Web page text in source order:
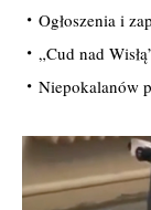
Ogłoszenia i
„Cud nad
Niepokalanów